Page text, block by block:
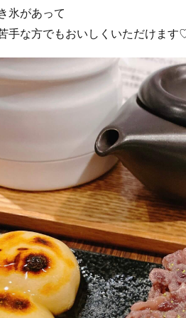
氷があって
手な方でもおいしくいただけます